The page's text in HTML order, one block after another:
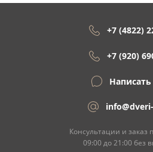
+7 (4822)
+7 (920)
Консультации и заказ
09:00 до 21:00 без